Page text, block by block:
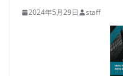
2024年5月29日 staff